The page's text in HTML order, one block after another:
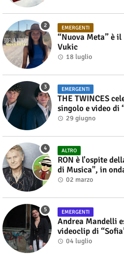
EMERGENTI
“Nuova Meta” è
Vukic
18 luglio
EMERGENTI
THE TWINCES
singolo e video di
29 giugno
ALTRO
RON è l'ospite
di Musica", in
Alberto Salerno
02 marzo
EMERGENTI
Andrea Mandelli
videoclip di
04 luglio